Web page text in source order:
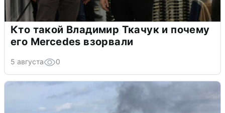
Кто такой Владимир Ткачук и почему
его Mercedes взорвали
5 августа 0